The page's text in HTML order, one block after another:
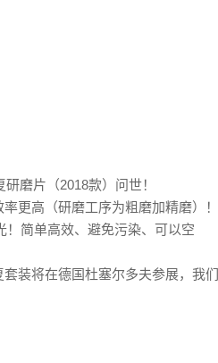
展
磨片（2018款）问世！
更高（研磨工序为粗磨加精磨）！
简单高效、避免污染、可以空
装将在德国杜塞尔多夫参展，我们